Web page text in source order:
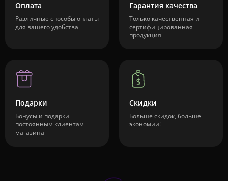
Оплата
Различные способы оплаты
для вашего удобства
Гарантия качества
Только качественная и
сертифицированная
продукция
Подарки
Бонусы и подарки
постоянным клиентам
магазина
Скидки
Больше скидок, больше
экономии!